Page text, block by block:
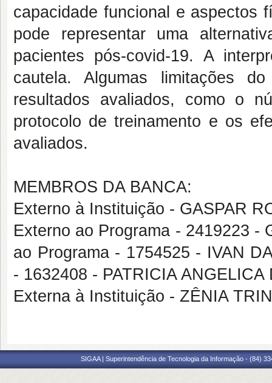
capacidade funcional e aspectos
pode representar uma
pacientes pós-covid-19. A
cautela. Algumas limitações
resultados avaliados, como o
protocolo de treinamento e os
avaliados.
MEMBROS DA BANCA:
Externo à Instituição - GASPAR
Externo ao Programa - 2419223 -
ao Programa - 1754525 - IVAN
- 1632408 - PATRICIA
Externa à Instituição - ZÊNIA
SIGAA | Superintendência de Tecnologia da Informação - (84)